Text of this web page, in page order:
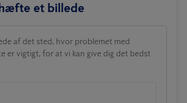
et billede
af det sted, hvor problemet med
er vigtigt, for at vi kan give dig det bedst